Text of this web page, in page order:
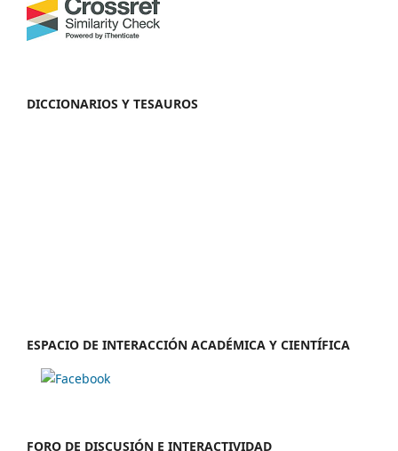
DICCIONARIOS Y TESAUROS
ESPACIO DE INTERACCIÓN ACADÉMICA Y CIENTÍFICA
FORO DE DISCUSIÓN E INTERACTIVIDAD